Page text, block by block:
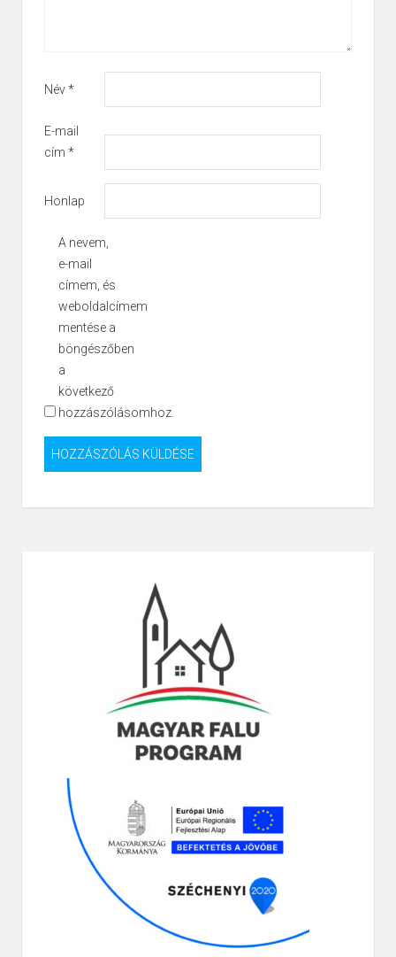
Név*
E-mail
cím *
Honlap
A nevem,
e-mail
címem, és
weboldalcímem
mentése a
böngészőben
a
következő
hozzászólásomhoz.